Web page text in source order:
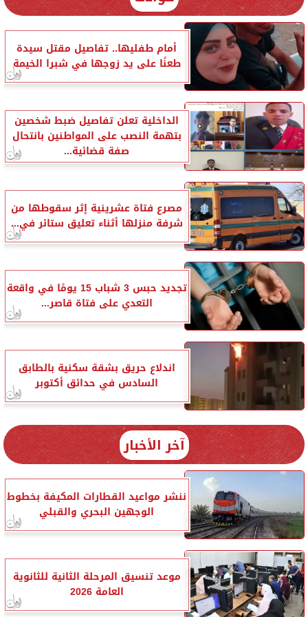
أمام طفليها.. تفاصيل مقتل سيدة
طعنًا على يد زوجها في شبرا الخيمة
الداخلية تعلن تفاصيل ضبط شخصين
بتهمة النصب على المواطنين بانتحال
صفة قضائية...
مصرع فتاة عشرينية إثر سقوطها من
شرفة منزلها أثناء تعليق ستائر في...
تجديد حبس 3 شباب 15 يومًا في واقعة
التعدي على فتاة قاصر...
اندلاع حريق بشقة سكنية بالطابق
السادس في حدائق أكتوبر
آخر الأخبار
ننشر مواعيد القطارات المكيفة بخطوط
الوجهين البحري والقبلي
موعد تنسيق المرحلة الثانية للثانوية
العامة 2026